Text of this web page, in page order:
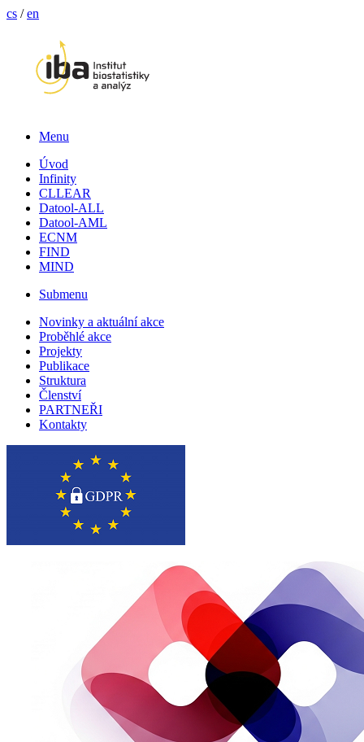
cs /en
Menu
Úvod
Infinity
CLLEAR
Datool-ALL
Datool-AML
ECNM
FIND
MIND
Submenu
Novinky a aktuální akce
Proběhlé akce
Projekty
Publikace
Struktura
Členství
PARTNEŘI
Kontakty